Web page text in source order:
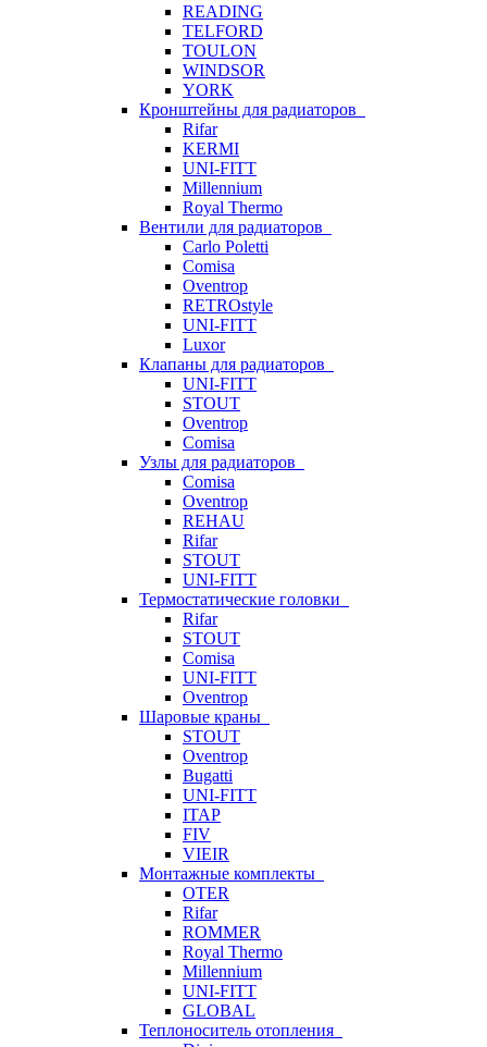
READING
TELFORD
TOULON
WINDSOR
YORK
Кронштейны для радиаторов
Rifar
KERMI
UNI-FITT
Millennium
Royal Thermo
Вентили для радиаторов
Carlo Poletti
Comisa
Oventrop
RETROstyle
UNI-FITT
Luxor
Клапаны для радиаторов
UNI-FITT
STOUT
Oventrop
Comisa
Узлы для радиаторов
Comisa
Oventrop
REHAU
Rifar
STOUT
UNI-FITT
Термостатические головки
Rifar
STOUT
Comisa
UNI-FITT
Oventrop
Шаровые краны
STOUT
Oventrop
Bugatti
UNI-FITT
ITAP
FIV
VIEIR
Монтажные комплекты
OTER
Rifar
ROMMER
Royal Thermo
Millennium
UNI-FITT
GLOBAL
Теплоноситель отопления